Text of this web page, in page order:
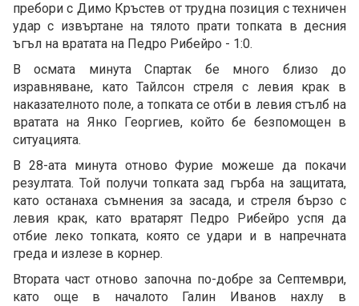
пребори с Димо Кръстев от трудна позиция с техничен
удар с извъртане на тялото прати топката в десния
ъгъл на вратата на Педро Рибейро - 1:0.
В осмата минута Спартак бе много близо до
изравняване, като Тайлсон стреля с левия крак в
наказателното поле, а топката се отби в левия стълб на
вратата на Янко Георгиев, който бе безпомощен в
ситуацията.
В 28-ата минута отново Фурие можеше да покачи
резултата. Той получи топката зад гърба на защитата,
като останаха съмнения за засада, и стреля бързо с
левия крак, като вратарят Педро Рибейро успя да
отбие леко топката, която се удари и в напречната
греда и излезе в корнер.
Втората част отново започна по-добре за Септември,
като още в началото Галин Иванов нахлу в